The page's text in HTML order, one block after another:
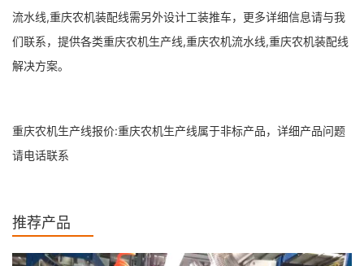
流水线,重庆农机装配线需另外设计工装推车，更多详细信息请与我
们联系，提供各类重庆农机生产线,重庆农机流水线,重庆农机装配线
解决方案。
重庆农机生产线报价:重庆农机生产线属于非标产品，详细产品问题
请电话联系
推荐产品